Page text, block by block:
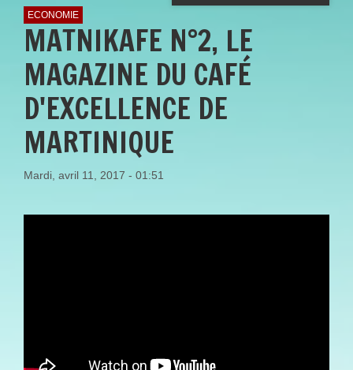
ECONOMIE
MATNIKAFE N°2, LE
MAGAZINE DU CAFÉ
D'EXCELLENCE DE
MARTINIQUE
Mardi, avril 11, 2017 - 01:51